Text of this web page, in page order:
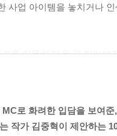
사업 아이템을 놓치거나
을 떠올린 다음 그 뒷이야
내자. 우선 자신이 가장 통
MC로 화려한 입담을 보여준,
작가 김중혁이 제안하는